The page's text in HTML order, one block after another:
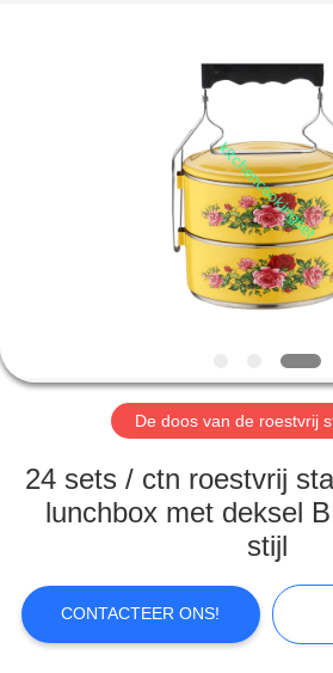
PRODUCTEN
VR-
SHOW
ONGEVEER
ONS
FABRIEKSREIS
De doos van de roestvrij
24 sets / ctn roestvrij
lunchbox met deksel
stijl
CONTACTEER ONS!